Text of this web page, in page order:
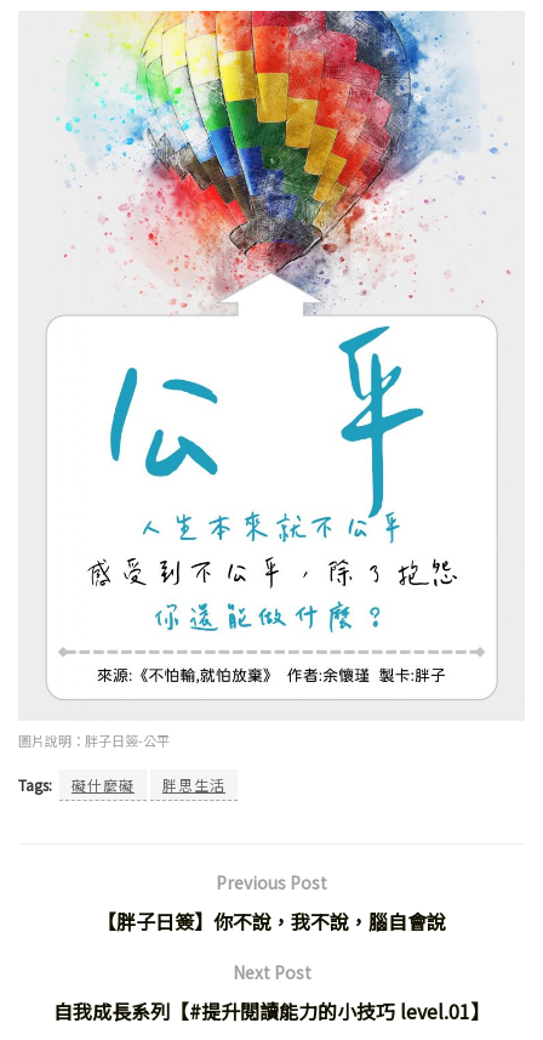
圖片說明：胖子日簽-公平
Tags: 礙什麼礙 胖思生活
Previous Post
【胖子日簽】你不說，我不說，腦自會說
Next Post
自我成長系列【#提升閱讀能力的小技巧 level.01】